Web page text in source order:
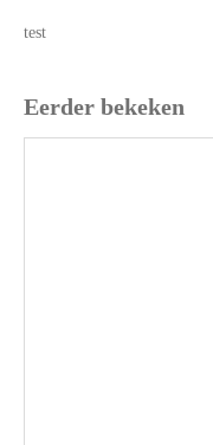
test
Eerder bekeken